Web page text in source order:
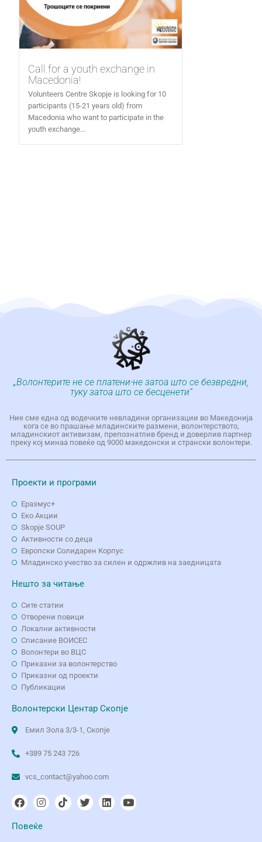
Call for a youth exchange in
Macedonia!
Volunteers Centre Skopje is looking for 10
participants (15-21 years old) from
Macedonia who want to participate in the
youth exchange...
„Волонтерите не се платени-не затоа што се безвредни,
туку затоа што се бесценети“
Ние сме една од водечките невладини организации во Македонија
кога се во прашање младинските размени, волонтерството,
младинскиот активизам, препознатлив бренд и доверлив партнер
преку кој минаа повеќе од 9000 македонски и странски волонтери.
Проекти и програми
Еразмус+
Еко Aкции
Skopje SOUP
Активности со деца
Европски Солидарен Корпус
Младинско учество за силен и одржлив на заедницата
Нешто за читање
Сите статии
Отворени повици
Локални активности
Списание ВОИСЕС
Волонтери во ВЦС
Приказни за волонтерство
Приказни од проекти
Публикации
Волонтерски Центар Скопје
Емил Зола 3/3-1, Скопје
+389 75 243 726
vcs_contact@yahoo.com
Повеќе